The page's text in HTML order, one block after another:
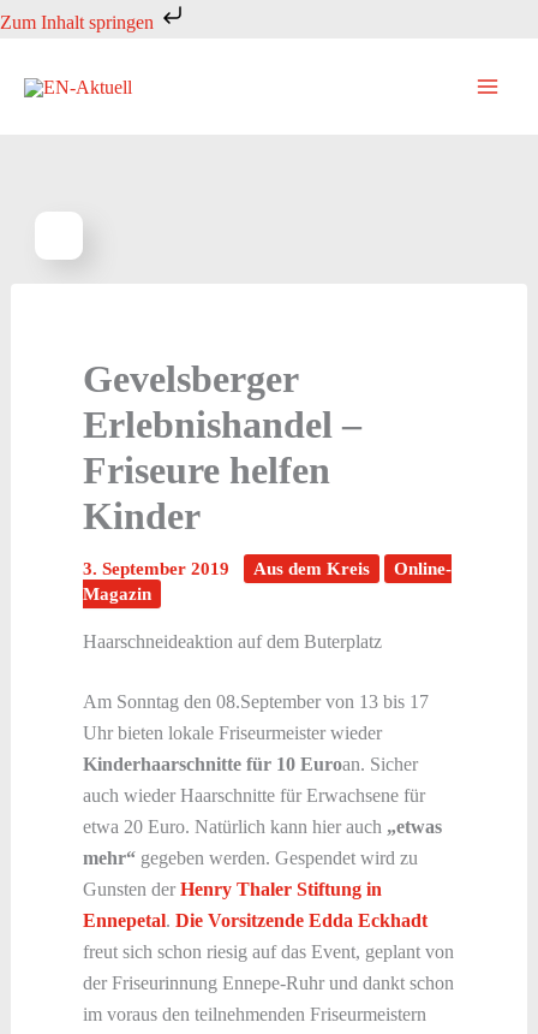
Zum Inhalt springen
Zum
springen
Gevelsberger
Erlebnishandel –
Friseure helfen
Kinder
3. September 2019 Aus dem Kreis
Online-
Magazin
Haarschneideaktion auf dem Buterplatz
Am Sonntag den 08.September von 13 bis 17
Uhr bieten lokale Friseurmeister wieder
Kinderhaarschnitte für 10 Euroan. Sicher
auch wieder Haarschnitte für Erwachsene für
etwa 20 Euro. Natürlich kann hier auch „etwas
mehr“gegeben werden. Gespendet wird zu
Gunsten der Henry Thaler Stiftung in
Ennepetal. Die Vorsitzende Edda Eckhadt
freut sich schon riesig auf das Event, geplant von
der Friseurinnung Ennepe-Ruhr und dankt schon
im voraus den teilnehmenden Friseurmeistern